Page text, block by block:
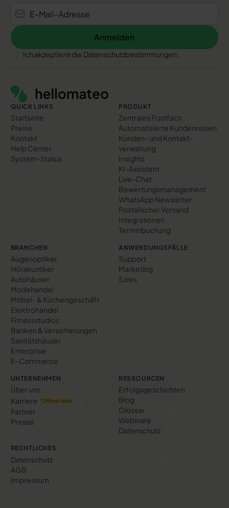
Anmelden
Anmelden
Ich akzeptiere die Datenschutzbestimmungen.
QUICK LINKS
Startseite
Preise
Kontakt
Help Center
System-Status
PRODUKT
Zentrales Postfach
Automatisierte Kundenreisen
Kunden- und Kontakt­
verwaltung
Insights
KI-Assistent
Live-Chat
Bewertungs­management
WhatsApp Newsletter
Postalischer Versand
Integrationen
Terminbuchung
BRANCHEN
Augenoptiker
Hörakustiker
Autohäuser
Modehandel
Möbel- & Küchengeschäft
Elektrohandel
Fitnessstudios
Banken & Versicherungen
Sanitätshäuser
Enterprise
E-Commerce
ANWENDUNGSFÄLLE
Support
Marketing
Sales
UNTERNEHMEN
Über uns
Karriere
Offene Jobs
Partner
Presse
RESSOURCEN
Erfolgs­geschichten
Blog
Glossar
Webinare
Datenschutz
RECHTLICHES
Datenschutz
AGB
Impressum